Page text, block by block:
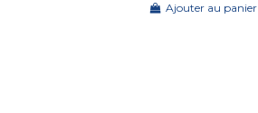
Ajouter au panier